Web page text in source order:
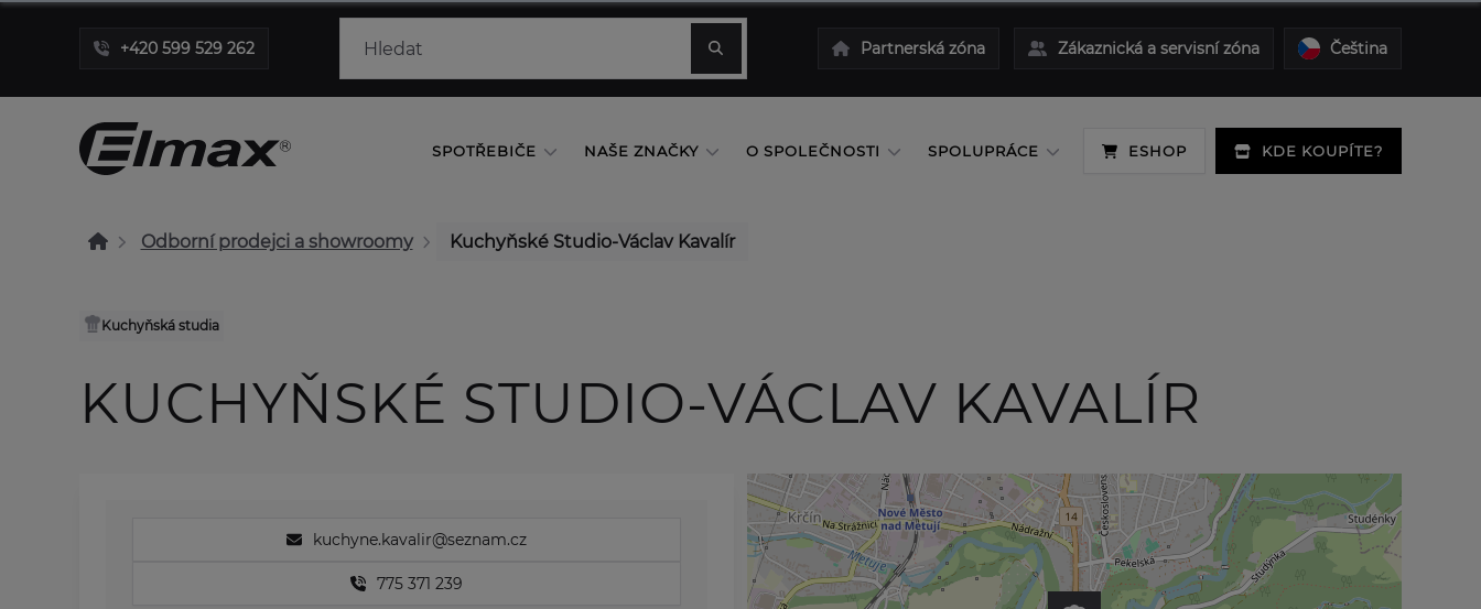
+420 599 529 262 Partnerská zóna Zákaznická a servisní zóna Čeština
SPOTŘEBIČE NAŠE ZNAČKY O SPOLEČNOSTI SPOLUPRÁCE ESHOP KDE KOUPÍTE?
Odborní prodejci a showroomy Kuchyňské Studio-Václav Kavalír
Kuchyňská studia
KUCHYŇSKÉ STUDIO-VÁCLAV KAVALÍR
kuchyne.kavalir@seznam.cz
775 371 239